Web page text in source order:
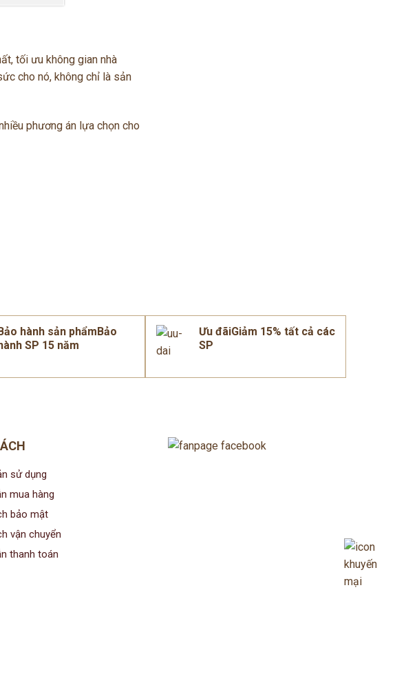
tối ưu không gian nhà
cho nó, không chỉ là sản
phương án lựa chọn cho
Bảo hành sản phẩmBảo
hành SP 15 năm
Ưu đãiGiảm 15% tất cả các
SP
sử dụng
mua hàng
bảo mật
vận chuyển
thanh toán